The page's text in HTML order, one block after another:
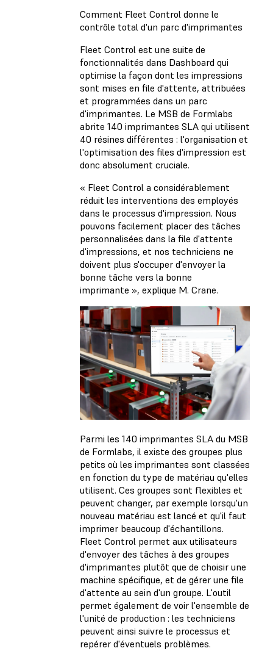
Comment Fleet Control donne le
contrôle total d'un parc d'imprimantes
Fleet Control est une suite de
fonctionnalités dans Dashboard qui
optimise la façon dont les impressions
sont mises en file d'attente, attribuées
et programmées dans un parc
d'imprimantes. Le MSB de Formlabs
abrite 140 imprimantes SLA qui utilisent
40 résines différentes : l'organisation et
l'optimisation des files d'impression est
donc absolument cruciale.
« Fleet Control a considérablement
réduit les interventions des employés
dans le processus d'impression. Nous
pouvons facilement placer des tâches
personnalisées dans la file d'attente
d'impressions, et nos techniciens ne
doivent plus s'occuper d'envoyer la
bonne tâche vers la bonne
imprimante », explique M. Crane.
Parmi les 140 imprimantes SLA du MSB
de Formlabs, il existe des groupes plus
petits où les imprimantes sont classées
en fonction du type de matériau qu'elles
utilisent. Ces groupes sont flexibles et
peuvent changer, par exemple lorsqu'un
nouveau matériau est lancé et qu'il faut
imprimer beaucoup d'échantillons.
Fleet Control permet aux utilisateurs
d'envoyer des tâches à des groupes
d'imprimantes plutôt que de choisir une
machine spécifique, et de gérer une file
d'attente au sein d'un groupe. L'outil
permet également de voir l'ensemble de
l'unité de production : les techniciens
peuvent ainsi suivre le processus et
repérer d'éventuels problèmes.